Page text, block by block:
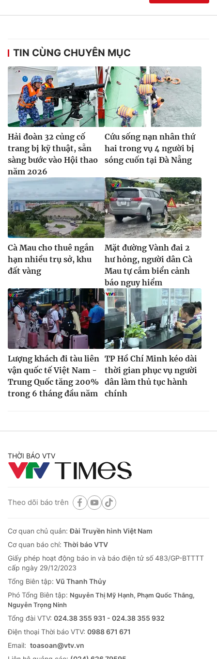
TIN CÙNG CHUYÊN MỤC
Hải đoàn 32 củng cố
trang bị kỹ thuật, sẵn
sàng bước vào Hội thao
năm 2026
Cứu sống nạn nhân thứ
hai trong vụ 4 người bị
sóng cuốn tại Đà Nẵng
Cà Mau cho thuê ngắn
hạn nhiều trụ sở, khu
đất vàng
Mặt đường Vành đai 2
hư hỏng, người dân Cà
Mau tự cắm biển cảnh
báo nguy hiểm
Lượng khách đi tàu liên
vận quốc tế Việt Nam -
Trung Quốc tăng 200%
trong 6 tháng đầu năm
TP Hồ Chí Minh kéo dài
thời gian phục vụ người
dân làm thủ tục hành
chính
THỜI BÁO VTV
Theo dõi báo trên
Cơ quan chủ quản:Đài Truyền hình Việt Nam
Cơ quan báo chí: Thời báo VTV
Giấy phép hoạt động báo in và báo điện tử số 483/GP-BTTTT
cấp ngày 29/12/2023
Tổng Biên tập: Vũ Thanh Thủy
Phó Tổng Biên tập: Nguyễn Thị Mỹ Hạnh, Phạm Quốc Thắng,
Nguyễn Trọng Ninh
Tổng đài VTV: 024.38 355 931 - 024.38 355 932
Ðiện thoại Thời báo VTV: 0988 671 671
Email: toasoan@vtv.vn